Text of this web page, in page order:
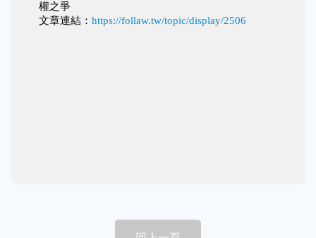
權之爭
文章連結： https://follaw.tw/topic/display/2506